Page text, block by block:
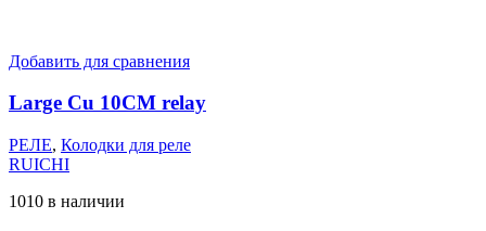
Добавить для сравнения
Large Cu 10CM relay
РЕЛЕ, Колодки для реле
RUICHI
1010 в наличии